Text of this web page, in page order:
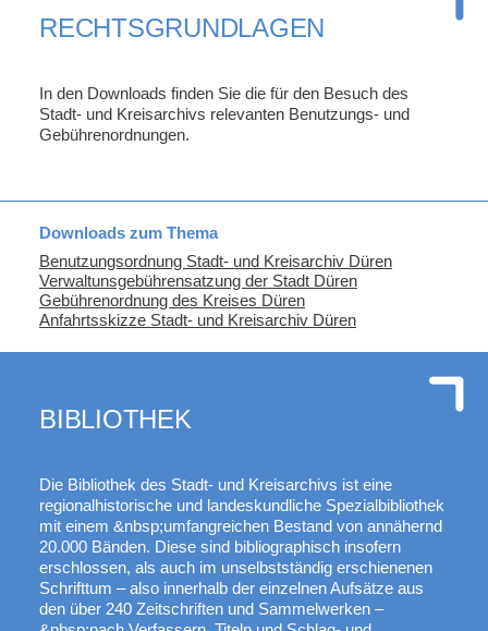
RECHTSGRUNDLAGEN
In den Downloads finden Sie die für den Besuch des
Stadt- und Kreisarchivs relevanten Benutzungs- und
Gebührenordnungen.
Downloads zum Thema
Benutzungsordnung Stadt- und Kreisarchiv Düren
Verwaltunsgebührensatzung der Stadt Düren
Gebührenordnung des Kreises Düren
Anfahrtsskizze Stadt- und Kreisarchiv Düren
BIBLIOTHEK
Die Bibliothek des Stadt- und Kreisarchivs ist eine
regionalhistorische und landeskundliche Spezialbibliothek
mit einem &nbsp;umfangreichen Bestand von annähernd
20.000 Bänden. Diese sind bibliographisch insofern
erschlossen, als auch im unselbstständig erschienenen
Schrifttum – also innerhalb der einzelnen Aufsätze aus
den über 240 Zeitschriften und Sammelwerken –